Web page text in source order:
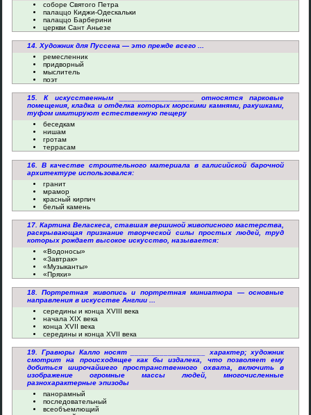
соборе Святого Петра
палаццо Киджи-Одескальки
палаццо Барберини
церкви Сант Аньезе
14. Художник для Пуссена — это прежде всего ...
ремесленник
придворный
мыслитель
поэт
15. К искусственным __________________ относятся парковые
помещения, кладка и отделка которых морскими камнями, ракушками,
туфом имитируют естественную пещеру
беседкам
нишам
гротам
террасам
16. В качестве строительного материала в галисийской барочной
архитектуре использовался:
гранит
мрамор
красный кирпич
белый камень
17. Картина Веласкеса, ставшая вершиной живописного мастерства,
раскрывающая признание творческой силы простых людей, труд
которых рождает высокое искусство, называется:
«Водоносы»
«Завтрак»
«Музыканты»
«Пряхи»
18. Портретная живопись и портретная миниатюра — основные
направления в искусстве Англии ...
середины и конца XVIII века
начала XIX века
конца XVII века
середины и конца XVII века
19. Гравюры Калло носят __________________ характер; художник
смотрит на происходящее как бы издалека, что позволяет ему
добиться широчайшего пространственного охвата, включить в
изображение огромные массы людей, многочисленные
разнохарактерные эпизоды
панорамный
последовательный
всеобъемлющий